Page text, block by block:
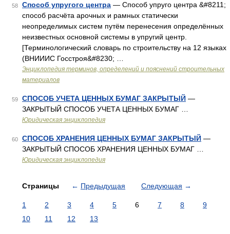
58 Способ упругого центра — Способ упруго центра &#8211;
способ расчёта арочных и рамных статически
неопределимых систем путём перенесения определённых
неизвестных основной системы в упругий центр.
[Терминологический словарь по строительству на 12 языках
(ВНИИИС Госстроя&#8230; …
Энциклопедия терминов, определений и пояснений строительных
материалов
59 СПОСОБ УЧЕТА ЦЕННЫХ БУМАГ ЗАКРЫТЫЙ —
ЗАКРЫТЫЙ СПОСОБ УЧЕТА ЦЕННЫХ БУМАГ …
Юридическая энциклопедия
60 СПОСОБ ХРАНЕНИЯ ЦЕННЫХ БУМАГ ЗАКРЫТЫЙ —
ЗАКРЫТЫЙ СПОСОБ ХРАНЕНИЯ ЦЕННЫХ БУМАГ …
Юридическая энциклопедия
Страницы ← Предыдущая Следующая →
1 2 3 4 5 6 7 8
9
10
11 12 13